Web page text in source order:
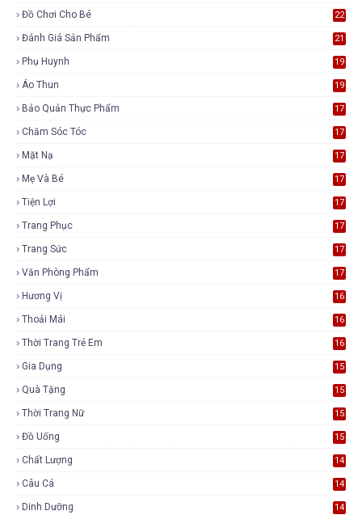
Đồ Chơi Cho Bé 22
Đánh Giá Sản Phẩm 21
Phụ Huynh 19
Áo Thun 19
Bảo Quản Thực Phẩm 17
Chăm Sóc Tóc 17
Mặt Nạ 17
Mẹ Và Bé 17
Tiện Lợi 17
Trang Phục 17
Trang Sức 17
Văn Phòng Phẩm 17
Hương Vị 16
Thoải Mái 16
Thời Trang Trẻ Em 16
Gia Dụng 15
Quà Tặng 15
Thời Trang Nữ 15
Đồ Uống 15
Chất Lượng 14
Câu Cá 14
Dinh Dưỡng 14